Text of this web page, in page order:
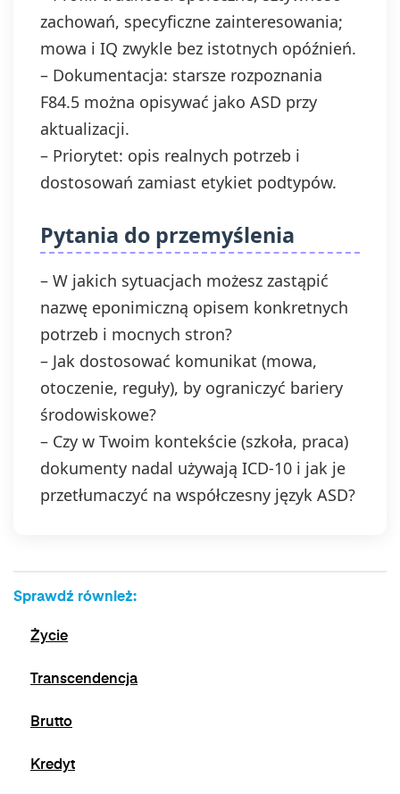
zachowań, specyficzne zainteresowania;
mowa i IQ zwykle bez istotnych opóźnień.
– Dokumentacja: starsze rozpoznania
F84.5 można opisywać jako ASD przy
aktualizacji.
– Priorytet: opis realnych potrzeb i
dostosowań zamiast etykiet podtypów.
Pytania do przemyślenia
– W jakich sytuacjach możesz zastąpić
nazwę eponimiczną opisem konkretnych
potrzeb i mocnych stron?
– Jak dostosować komunikat (mowa,
otoczenie, reguły), by ograniczyć bariery
środowiskowe?
– Czy w Twoim kontekście (szkoła, praca)
dokumenty nadal używają ICD‑10 i jak je
przetłumaczyć na współczesny język ASD?
Sprawdź również:
Życie
Transcendencja
Brutto
Kredyt